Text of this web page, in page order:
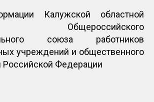
Калужской областной
Общероссийского
союза работников
учреждений и общественного
Российской Федерации